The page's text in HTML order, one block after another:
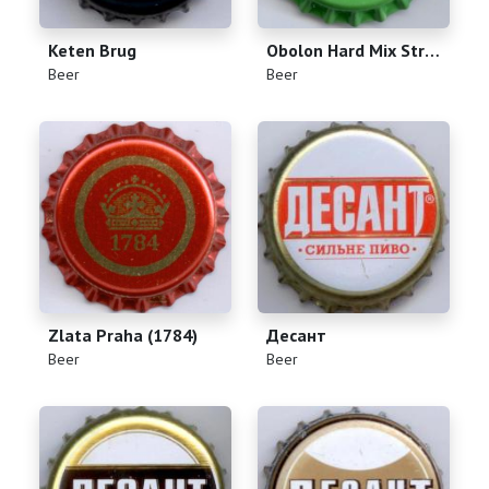
Keten Brug
(Beer)
Obolon Hard Mix Strong Drink
(Beer)
Zlata Praha (1784)
(Beer)
Десант
(Beer)